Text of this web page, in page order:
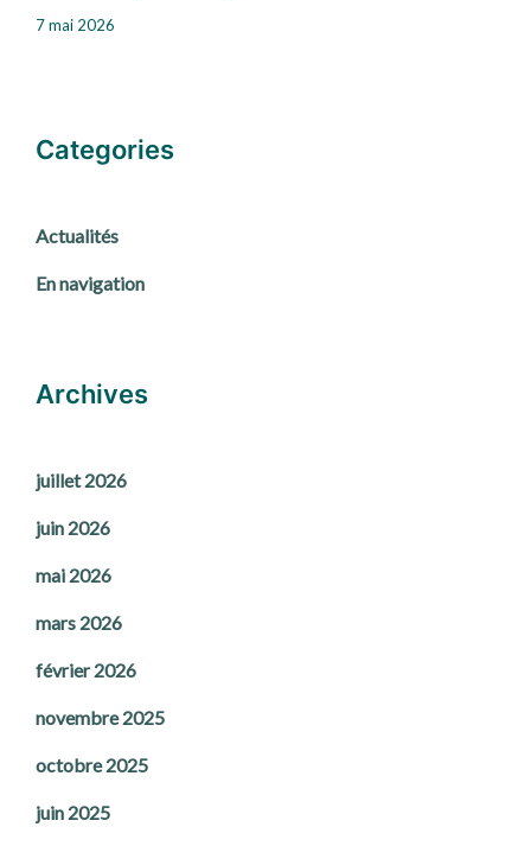
7 mai 2026
Categories
Actualités
En navigation
Archives
juillet 2026
juin 2026
mai 2026
mars 2026
février 2026
novembre 2025
octobre 2025
juin 2025